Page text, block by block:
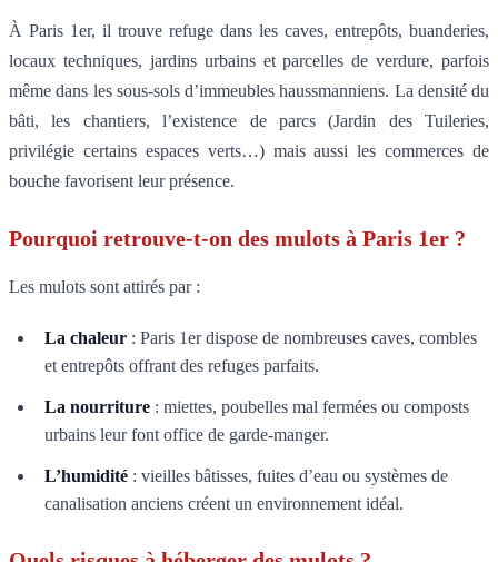
À Paris 1er, il trouve refuge dans les caves, entrepôts, buanderies,
locaux techniques, jardins urbains et parcelles de verdure, parfois
même dans les sous-sols d’immeubles haussmanniens. La densité du
bâti, les chantiers, l’existence de parcs (Jardin des Tuileries,
privilégie certains espaces verts…) mais aussi les commerces de
bouche favorisent leur présence.
Pourquoi retrouve-t-on des mulots à Paris 1er ?
Les mulots sont attirés par :
La chaleur : Paris 1er dispose de nombreuses caves, combles
et entrepôts offrant des refuges parfaits.
La nourriture : miettes, poubelles mal fermées ou composts
urbains leur font office de garde-manger.
L’humidité : vieilles bâtisses, fuites d’eau ou systèmes de
canalisation anciens créent un environnement idéal.